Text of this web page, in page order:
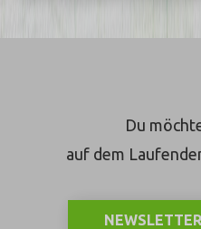
Du
auf dem